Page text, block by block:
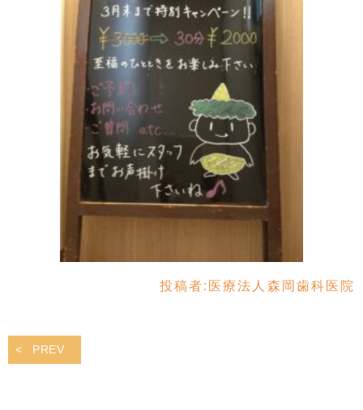
投稿者: 医療法人森岡歯科医院
PREV